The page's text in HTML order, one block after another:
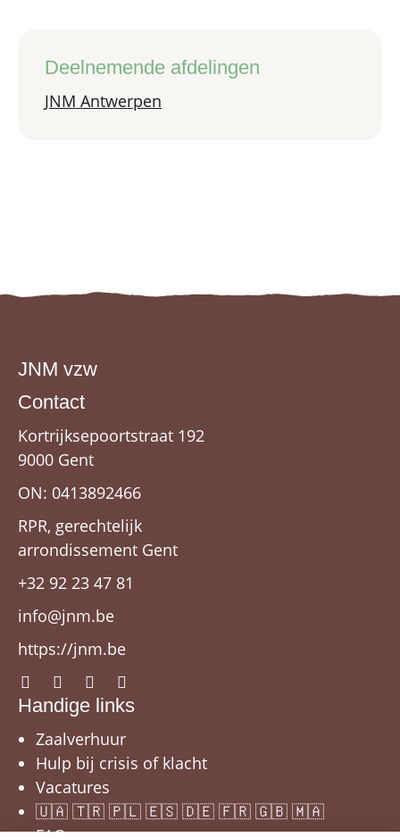
Deelnemende afdelingen
JNM Antwerpen
JNM vzw
Contact
Kortrijksepoortstraat 192
9000 Gent
ON: 0413892466
RPR, gerechtelijk
arrondissement Gent
+32 92 23 47 81
info@jnm.be
https://jnm.be
Handige links
Zaalverhuur
Hulp bij crisis of klacht
Vacatures
🇺🇦 🇹🇷 🇵🇱 🇪🇸 🇩🇪 🇫🇷 🇬🇧 🇲🇦